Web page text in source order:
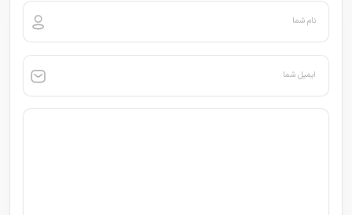
نام شما
ایمیل شما